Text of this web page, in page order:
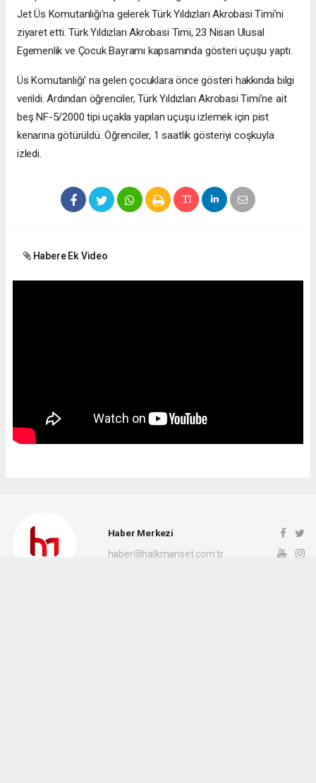
Jet Üs Komutanlığı'na gelerek Türk Yıldızları Akrobasi Timi’ni
ziyaret etti. Türk Yıldızları Akrobasi Timi, 23 Nisan Ulusal
Egemenlik ve Çocuk Bayramı kapsamında gösteri uçuşu yaptı.
Üs Komutanlığı' na gelen çocuklara önce gösteri hakkında bilgi
verildi. Ardından öğrenciler, Türk Yıldızları Akrobasi Timi’ne ait
beş NF-5/2000 tipi uçakla yapılan uçuşu izlemek için pist
kenarına götürüldü. Öğrenciler, 1 saatlik gösteriyi coşkuyla
izledi.
Habere Ek Video
Haber Merkezi
haber@halkmanset.com.tr